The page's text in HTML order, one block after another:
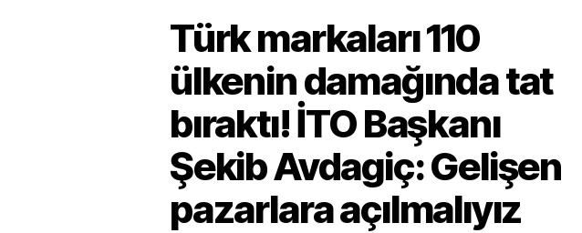
Türk markaları 110
ülkenin damağında tat
bıraktı! İTO Başkanı
Şekib Avdagiç: Gelişen
pazarlara açılmalıyız